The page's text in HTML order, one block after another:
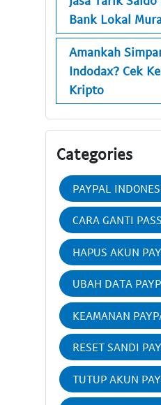
Bank Lokal
Amankah
Indodax? Cek
Kripto
Categories
PAYPAL
CARA GANTI
HAPUS AKUN
UBAH DATA
KEAMANAN
RESET SANDI
TUTUP AKUN